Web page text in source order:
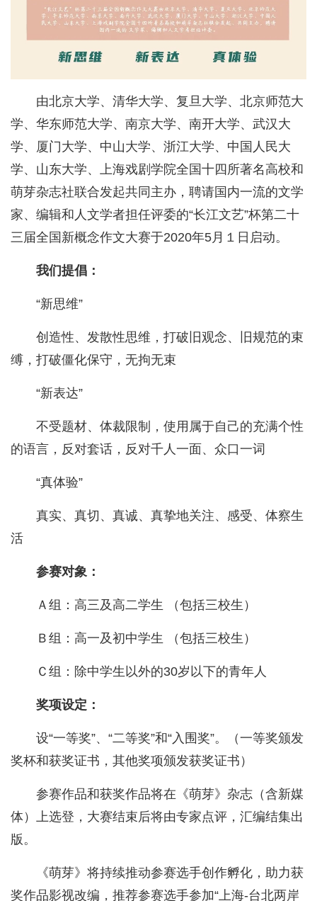
由北京大学、清华大学、复旦大学、北京师范大
学、华东师范大学、南京大学、南开大学、武汉大
学、厦门大学、中山大学、浙江大学、中国人民大
学、山东大学、上海戏剧学院全国十四所著名高校和
萌芽杂志社联合发起共同主办，聘请国内一流的文学
家、编辑和人文学者担任评委的“长江文艺”杯第二十
三届全国新概念作文大赛于2020年5月１日启动。
我们提倡：
“新思维”
创造性、发散性思维，打破旧观念、旧规范的束
缚，打破僵化保守，无拘无束
“新表达”
不受题材、体裁限制，使用属于自己的充满个性
的语言，反对套话，反对千人一面、众口一词
“真体验”
真实、真切、真诚、真挚地关注、感受、体察生
活
参赛对象：
Ａ组：高三及高二学生 （包括三校生）
Ｂ组：高一及初中学生 （包括三校生）
Ｃ组：除中学生以外的30岁以下的青年人
奖项设定：
设“一等奖”、“二等奖”和“入围奖”。（一等奖颁发
奖杯和获奖证书，其他奖项颁发获奖证书）
参赛作品和获奖作品将在《萌芽》杂志（含新媒
体）上选登，大赛结束后将由专家点评，汇编结集出
版。
《萌芽》将持续推动参赛选手创作孵化，助力获
奖作品影视改编，推荐参赛选手参加“上海-台北两岸